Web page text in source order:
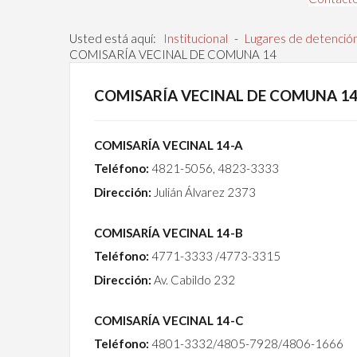
Usted está aquí: Institucional - Lugares de
COMISARÍA VECINAL DE COMUNA 14
COMISARÍA VECINAL DE COMUNA 14
COMISARÍA VECINAL 14-A
Teléfono: 4821-5056, 4823-3333
Dirección: Julián Álvarez 2373
COMISARÍA VECINAL 14-B
Teléfono: 4771-3333 /4773-3315
Dirección: Av. Cabildo 232
COMISARÍA VECINAL 14-C
Teléfono: 4801-3332/4805-7928/4806-1666